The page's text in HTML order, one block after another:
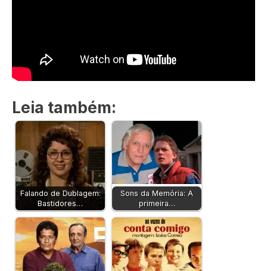
Leia também:
Falando de Dublagem:
Bastidores…
Sons da Memória: A
primeira…